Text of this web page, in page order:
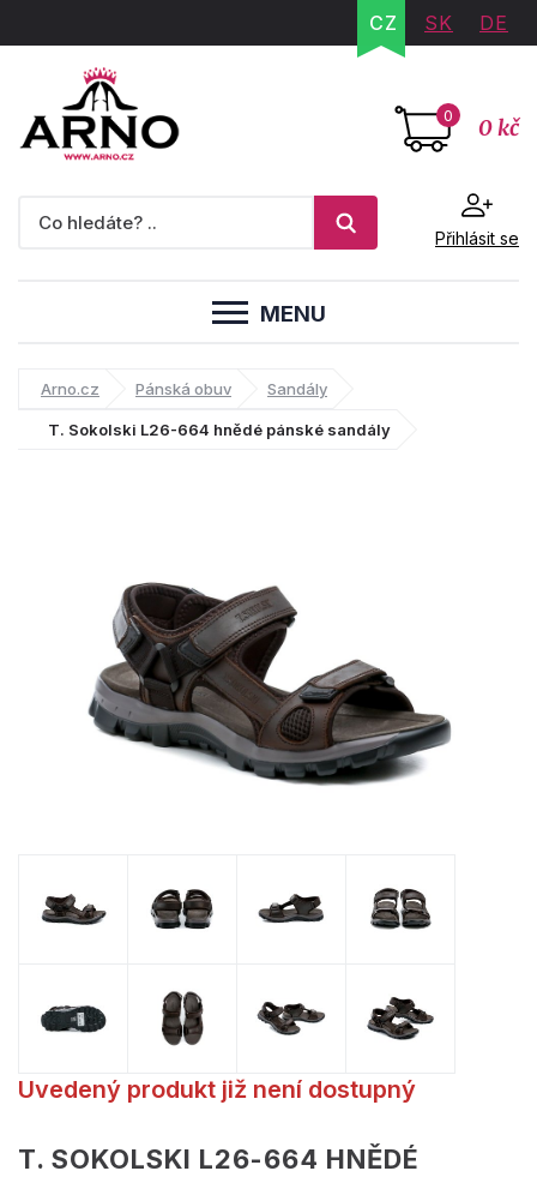
CZ SK DE
0 0 kč
Přihlásit se
MENU
Arno.cz Pánská obuv Sandály
T. Sokolski L26-664 hnědé pánské sandály
Uvedený produkt již není dostupný
T. SOKOLSKI L26-664 HNĚDÉ